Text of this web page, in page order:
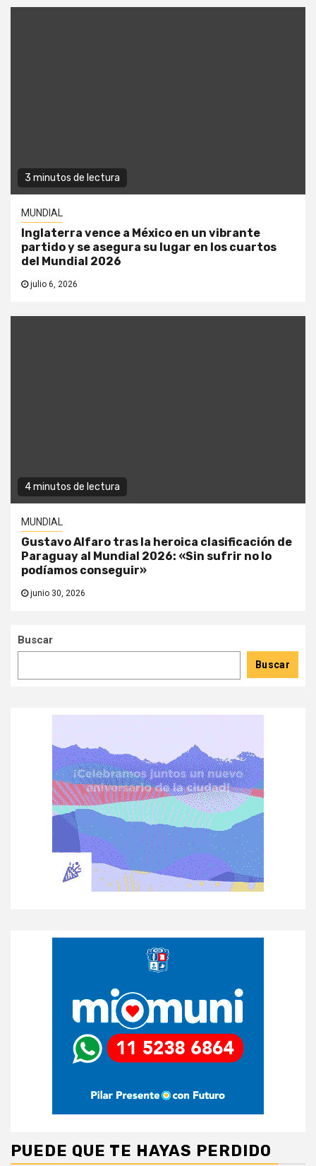
3 minutos de lectura
MUNDIAL
Inglaterra vence a México en un vibrante
partido y se asegura su lugar en los cuartos
del Mundial 2026
julio 6, 2026
4 minutos de lectura
MUNDIAL
Gustavo Alfaro tras la heroica clasificación de
Paraguay al Mundial 2026: «Sin sufrir no lo
podíamos conseguir»
junio 30, 2026
Buscar
Buscar
PUEDE QUE TE HAYAS PERDIDO